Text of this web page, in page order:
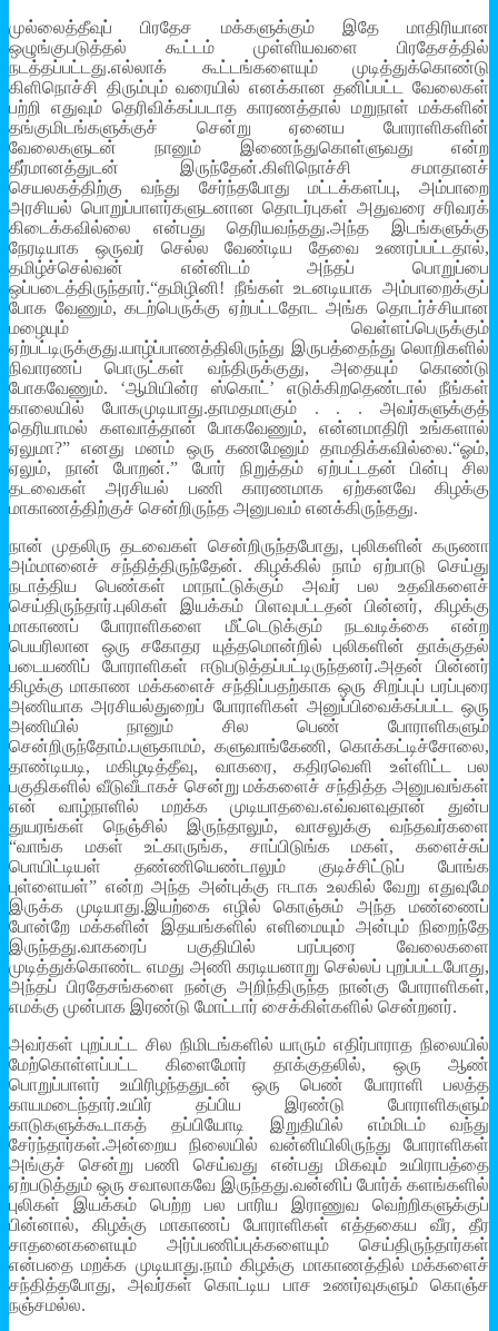
முல்லைத்தீவுப் பிரதேச மக்களுக்கும் இதே மாதிரியான
ஒழுங்குபடுத்தல் கூட்டம் முள்ளியவளை பிரதேசத்தில்
நடத்தப்பட்டது.எல்லாக் கூட்டங்களையும் முடித்துக்கொண்டு
கிளிநொச்சி திரும்பும் வரையில் எனக்கான தனிப்பட்ட வேலைகள்
பற்றி எதுவும் தெரிவிக்கப்படாத காரணத்தால் மறுநாள் மக்களின்
தங்குமிடங்களுக்குச் சென்று ஏனைய போராளிகளின்
வேலைகளுடன் நானும் இணைந்துகொள்ளுவது என்ற
தீர்மானத்துடன் இருந்தேன்.கிளிநொச்சி சமாதானச்
செயலகத்திற்கு வந்து சேர்ந்தபோது மட்டக்களப்பு, அம்பாறை
அரசியல் பொறுப்பாளர்களுடனான தொடர்புகள் அதுவரை சரிவரக்
கிடைக்கவில்லை என்பது தெரியவந்தது.அந்த இடங்களுக்கு
நேரடியாக ஒருவர் செல்ல வேண்டிய தேவை உணரப்பட்டதால்,
தமிழ்ச்செல்வன் என்னிடம் அந்தப் பொறுப்பை
ஒப்படைத்திருந்தார்.“தமிழினி! நீங்கள் உடனடியாக அம்பாறைக்குப்
போக வேணும், கடற்பெருக்கு ஏற்பட்டதோட அங்க தொடர்ச்சியான
மழையும் வெள்ளப்பெருக்கும்
ஏற்பட்டிருக்குது.யாழ்ப்பாணத்திலிருந்து இருபத்தைந்து லொறிகளில்
நிவாரணப் பொருட்கள் வந்திருக்குது, அதையும் கொண்டு
போகவேணும். ‘ஆமியின்ர ஸ்கொட்’ எடுக்கிறதெண்டால் நீங்கள்
காலையில் போகமுடியாது.தாமதமாகும் . . . அவர்களுக்குத்
தெரியாமல் களவாத்தான் போகவேணும், என்னமாதிரி உங்களால்
ஏலுமா?” எனது மனம் ஒரு கணமேனும் தாமதிக்கவில்லை.“ஓம்,
ஏலும், நான் போறன்.” போர் நிறுத்தம் ஏற்பட்டதன் பின்பு சில
தடவைகள் அரசியல் பணி காரணமாக ஏற்கனவே கிழக்கு
மாகாணத்திற்குச் சென்றிருந்த அனுபவம் எனக்கிருந்தது.
நான் முதலிரு தடவைகள் சென்றிருந்தபோது, புலிகளின் கருணா
அம்மானைச் சந்தித்திருந்தேன். கிழக்கில் நாம் ஏற்பாடு செய்து
நடாத்திய பெண்கள் மாநாட்டுக்கும் அவர் பல உதவிகளைச்
செய்திருந்தார்.புலிகள் இயக்கம் பிளவுபட்டதன் பின்னர், கிழக்கு
மாகாணப் போராளிகளை மீட்டெடுக்கும் நடவடிக்கை என்ற
பெயரிலான ஒரு சகோதர யுத்தமொன்றில் புலிகளின் தாக்குதல்
படையணிப் போராளிகள் ஈடுபடுத்தப்பட்டிருந்தனர்.அதன் பின்னர்
கிழக்கு மாகாண மக்களைச் சந்திப்பதற்காக ஒரு சிறப்புப் பரப்புரை
அணியாக அரசியல்துறைப் போராளிகள் அனுப்பிவைக்கப்பட்ட ஒரு
அணியில் நானும் சில பெண் போராளிகளும்
சென்றிருந்தோம்.பளுகாமம், களுவாங்கேணி, கொக்கட்டிச்சோலை,
தாண்டியடி, மகிழடித்தீவு, வாகரை, கதிரவெளி உள்ளிட்ட பல
பகுதிகளில் வீடுவீடாகச் சென்று மக்களைச் சந்தித்த அனுபவங்கள்
என் வாழ்நாளில் மறக்க முடியாதவை.எவ்வளவுதான் துன்ப
துயரங்கள் நெஞ்சில் இருந்தாலும், வாசலுக்கு வந்தவர்களை
“வாங்க மகள் உட்காருங்க, சாப்பிடுங்க மகள், களைச்சுப்
பொயிட்டியள் தண்ணியெண்டாலும் குடிச்சிட்டுப் போங்க
புள்ளையள்” என்ற அந்த அன்புக்கு ஈடாக உலகில் வேறு எதுவுமே
இருக்க முடியாது.இயற்கை எழில் கொஞ்சும் அந்த மண்ணைப்
போன்றே மக்களின் இதயங்களில் எளிமையும் அன்பும் நிறைந்தே
இருந்தது.வாகரைப் பகுதியில் பரப்புரை வேலைகளை
முடித்துக்கொண்ட எமது அணி கரடியனாறு செல்லப் புறப்பட்டபோது,
அந்தப் பிரதேசங்களை நன்கு அறிந்திருந்த நான்கு போராளிகள்,
எமக்கு முன்பாக இரண்டு மோட்டார் சைக்கிள்களில் சென்றனர்.
அவர்கள் புறப்பட்ட சில நிமிடங்களில் யாரும் எதிர்பாராத நிலையில்
மேற்கொள்ளப்பட்ட கிளைமோர் தாக்குதலில், ஒரு ஆண்
பொறுப்பாளர் உயிரிழந்ததுடன் ஒரு பெண் போராளி பலத்த
காயமடைந்தார்.உயிர் தப்பிய இரண்டு போராளிகளும்
காடுகளுக்கூடாகத் தப்பியோடி இறுதியில் எம்மிடம் வந்து
சேர்ந்தார்கள்.அன்றைய நிலையில் வன்னியிலிருந்து போராளிகள்
அங்குச் சென்று பணி செய்வது என்பது மிகவும் உயிராபத்தை
ஏற்படுத்தும் ஒரு சவாலாகவே இருந்தது.வன்னிப் போர்க் களங்களில்
புலிகள் இயக்கம் பெற்ற பல பாரிய இராணுவ வெற்றிகளுக்குப்
பின்னால், கிழக்கு மாகாணப் போராளிகள் எத்தகைய வீர, தீர
சாதனைகளையும் அர்ப்பணிப்புக்களையும் செய்திருந்தார்கள்
என்பதை மறக்க முடியாது.நாம் கிழக்கு மாகாணத்தில் மக்களைச்
சந்தித்தபோது, அவர்கள் கொட்டிய பாச உணர்வுகளும் கொஞ்ச
நஞ்சமல்ல.